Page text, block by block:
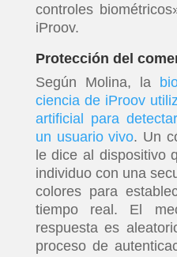
INICIO
PELICULAS
SERIES
TECNOVITOS
T-
controles
iProov.
Protección del
Según Molina, la
ciencia de iProov
artificial para
un usuario vivo. Un
le dice al dispositivo
individuo con una
colores para
tiempo real. El
respuesta es
proceso de